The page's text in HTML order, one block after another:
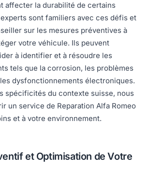
affecter la durabilité de certains
sont familiers avec ces défis et
sur les mesures préventives à
votre véhicule. Ils peuvent
à identifier et à résoudre les
tels que la corrosion, les problèmes
dysfonctionnements électroniques.
spécificités du contexte suisse, nous
un service de Reparation Alfa Romeo
et à votre environnement.
et Optimisation de Votre